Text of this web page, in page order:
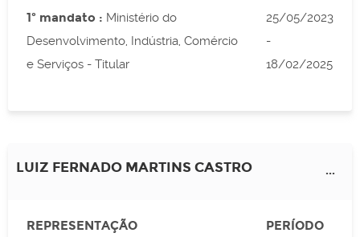
1º mandato : Ministério do
Desenvolvimento, Indústria, Comércio
e Serviços - Titular
25/05/2023
-
18/02/2025
LUIZ FERNADO MARTINS CASTRO ...
REPRESENTAÇÃO PERÍODO